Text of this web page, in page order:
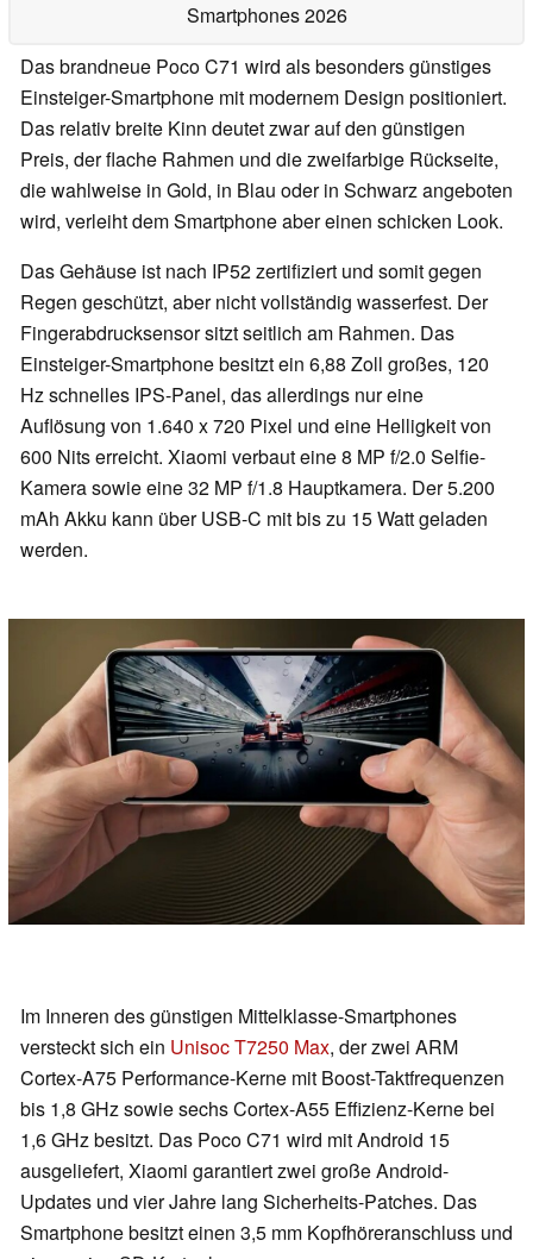
Smartphones 2026
Das brandneue Poco C71 wird als besonders günstiges
Einsteiger-Smartphone mit modernem Design positioniert.
Das relativ breite Kinn deutet zwar auf den günstigen
Preis, der flache Rahmen und die zweifarbige Rückseite,
die wahlweise in Gold, in Blau oder in Schwarz angeboten
wird, verleiht dem Smartphone aber einen schicken Look.
Das Gehäuse ist nach IP52 zertifiziert und somit gegen
Regen geschützt, aber nicht vollständig wasserfest. Der
Fingerabdrucksensor sitzt seitlich am Rahmen. Das
Einsteiger-Smartphone besitzt ein 6,88 Zoll großes, 120
Hz schnelles IPS-Panel, das allerdings nur eine
Auflösung von 1.640 x 720 Pixel und eine Helligkeit von
600 Nits erreicht. Xiaomi verbaut eine 8 MP f/2.0 Selfie-
Kamera sowie eine 32 MP f/1.8 Hauptkamera. Der 5.200
mAh Akku kann über USB-C mit bis zu 15 Watt geladen
werden.
Im Inneren des günstigen Mittelklasse-Smartphones
versteckt sich ein Unisoc T7250 Max, der zwei ARM
Cortex-A75 Performance-Kerne mit Boost-Taktfrequenzen
bis 1,8 GHz sowie sechs Cortex-A55 Effizienz-Kerne bei
1,6 GHz besitzt. Das Poco C71 wird mit Android 15
ausgeliefert, Xiaomi garantiert zwei große Android-
Updates und vier Jahre lang Sicherheits-Patches. Das
Smartphone besitzt einen 3,5 mm Kopfhöreranschluss und